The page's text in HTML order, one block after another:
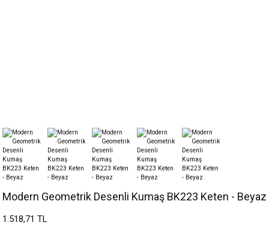
Modern Geometrik Desenli Kumaş BK223 Keten - Beyaz
1.518,71 TL